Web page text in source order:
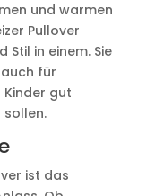
und warmen
Pullover
in einem. Sie
für
Kinder gut
sollen.
ist das